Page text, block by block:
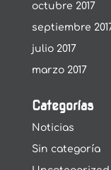
octubre 2017
septiembre
julio 2017
marzo 2017
Categorías
Noticias
Sin categoría